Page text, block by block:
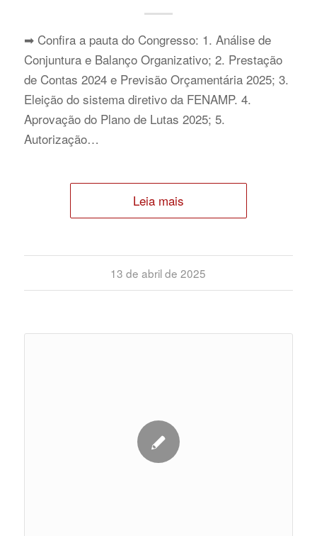
➡ Confira a pauta do Congresso: 1. Análise de
Conjuntura e Balanço Organizativo; 2. Prestação
de Contas 2024 e Previsão Orçamentária 2025; 3.
Eleição do sistema diretivo da FENAMP. 4.
Aprovação do Plano de Lutas 2025; 5.
Autorização…
Leia mais
13 de abril de 2025